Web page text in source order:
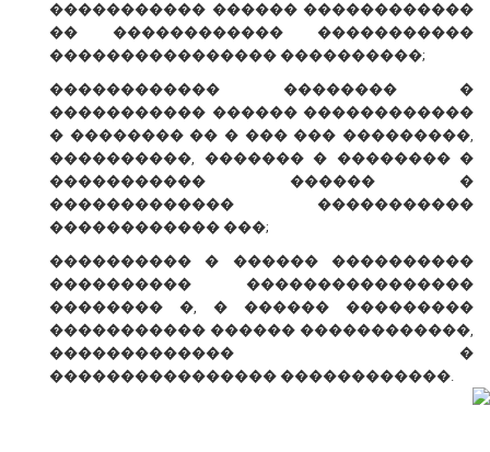
����������� ������ ������������
�� ������������ �����������
���������������� ����������;
������������ �������� �
����������� ������ ������������
� �������� �� � ��� ��� ���������,
����������, ������� � �������� �
����������� ������ �
������������� �����������
������������ ���;
���������� � ������ ����������
���������� ����������������
�������� �, � ������ ���������
����������� ������ ������������,
������������� �
���������������� ������������.